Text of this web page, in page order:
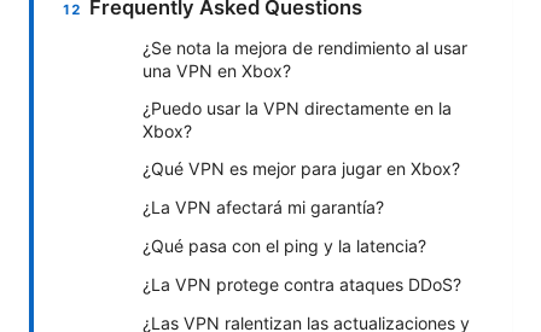
Frequently Asked Questions
¿Se nota la mejora de rendimiento al usar
una VPN en Xbox?
¿Puedo usar la VPN directamente en la
Xbox?
¿Qué VPN es mejor para jugar en Xbox?
¿La VPN afectará mi garantía?
¿Qué pasa con el ping y la latencia?
¿La VPN protege contra ataques DDoS?
¿Las VPN ralentizan las actualizaciones y